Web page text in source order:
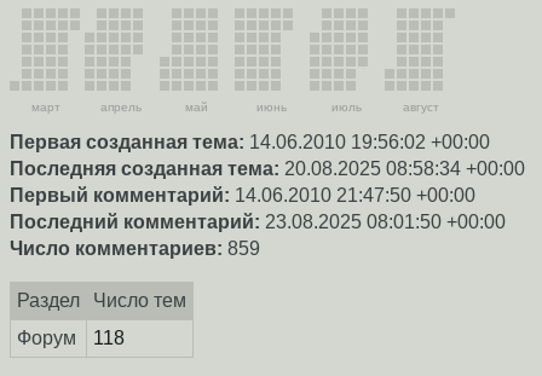
март апрель май июнь июль август
Первая созданная тема: 14.06.2010 19:56:02 +00:00
Последняя созданная тема: 20.08.2025 08:58:34 +00:00
Первый комментарий: 14.06.2010 21:47:50 +00:00
Последний комментарий: 23.08.2025 08:01:50 +00:00
Число комментариев: 859
Раздел
Число тем
Форум
118